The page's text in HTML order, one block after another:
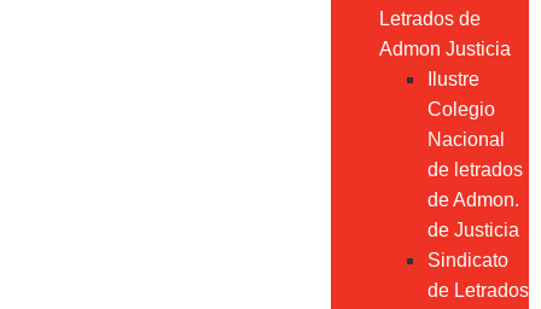
Letrados de
Admon Justicia
Ilustre
Colegio
Nacional
de letrados
de Admon.
de Justicia
Sindicato
de Letrados